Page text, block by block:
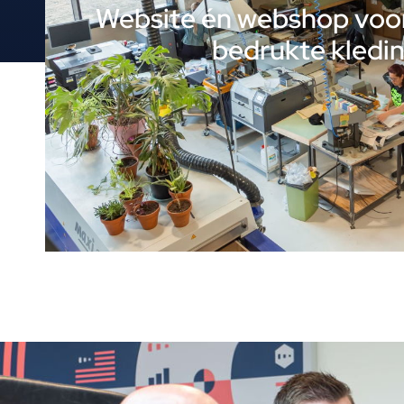
Website én webshop
bedrukte